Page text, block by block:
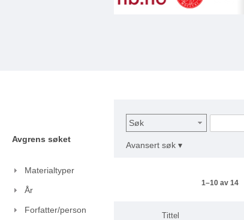
Avgrens søket
Materialtyper
År
Forfatter/person
Søk
Avansert søk ▾
1–10 av 14
Tittel